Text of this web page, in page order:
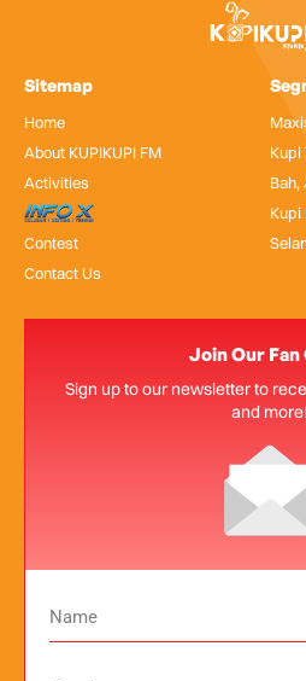
Sitemap
Home
About KUPIKUPI FM
Activities
InfoX
Contest
Contact Us
Kupi
Bah,
Kupi
Join Our Fan
Sign up to our newsletter to
and more!